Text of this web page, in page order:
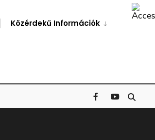
Közérdekű Információk
Window